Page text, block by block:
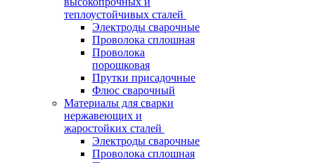
теплоустойчивых сталей
Электроды сварочные
Проволока сплошная
Проволока
порошковая
Прутки присадочные
Флюс сварочный
Материалы для сварки
нержавеющих и
жаростойких сталей
Электроды сварочные
Проволока сплошная